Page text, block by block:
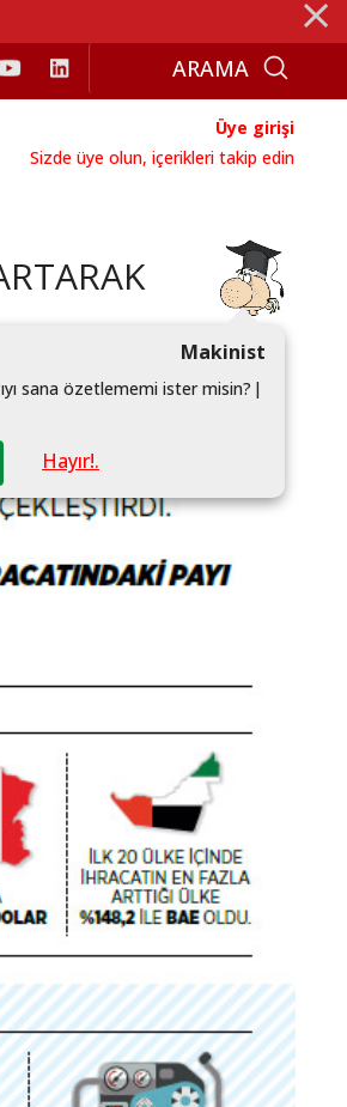
⨯
Üye girişi
Sizde üye olun, içerikleri takip edin
Makinist
ıyı sana özetlememi ister misin? |
Hayır!.